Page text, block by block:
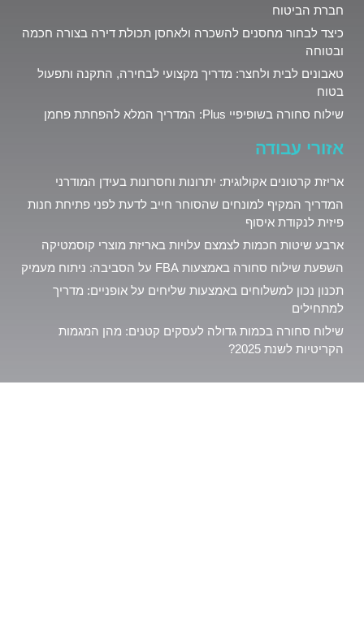
חברת הביטוח
כיצד לבחור מחסנים להשכרה ולאחסן תכולת דירה בצורה חכמה
ובטוחה
טאבונים לבית ולחצר: מדריך מקצועי לבחירה, התקנה ותפעול
בטוח
שילוח סחורה בשופיפיי Plus: המדריך המלא להפחתת פחמן
אזורי עבודה
אריזת קרטונים אקולוגית: יתרונות וחסרונות בעידן המודרני
המדריך המקיף למונחים שהסוחר חייב לדעת לפני פתיחת חנות
פיזית לנקודת איסוף
ארבע שיטות חכמות לצמצם עלויות באריזת מוצרי קוסמטיקה
השפעת שילוח סחורה באמצעות FBA על הסביבה: ניתוח מעמיק
תכנון נכון למשלוחים באמצעות שליחים על אופניים: מדריך
למתחילים
שילוח סחורה בכמות גדולה לעסקים קטנים: מהן המגמות
הקריטיות לשנת 2025?